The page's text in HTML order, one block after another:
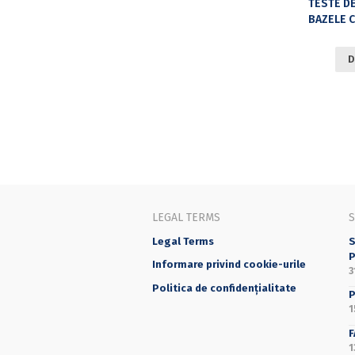
BAZELE CERCETĂRILOR OPERAȚIONALE,
LEGAL TERMS
Legal Terms
Informare privind cookie-urile
Politica de confidențialitate